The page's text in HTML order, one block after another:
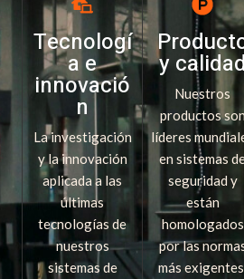
Tecnologí
a e
innovació
n
La investigación
y la innovación
aplicada a las
últimas
tecnologías de
nuestros
sistemas de
y calidad
Nuestros
productos
líderes
en sistemas
seguridad y
están
homologados
por las
más